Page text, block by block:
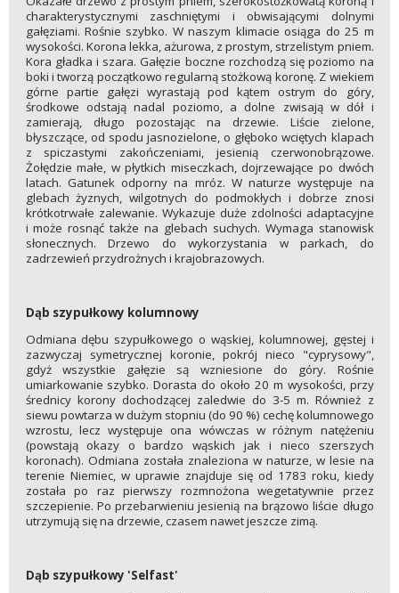
charakterystycznymi zaschniętymi i obwisającymi dolnymi
gałęziami. Rośnie szybko. W naszym klimacie osiąga do 25 m
wysokości. Korona lekka, ażurowa, z prostym, strzelistym pniem.
Kora gładka i szara. Gałęzie boczne rozchodzą się poziomo na
boki i tworzą początkowo regularną stożkową koronę. Z wiekiem
górne partie gałęzi wyrastają pod kątem ostrym do góry,
środkowe odstają nadal poziomo, a dolne zwisają w dół i
zamierają, długo pozostając na drzewie. Liście zielone,
błyszczące, od spodu jasnozielone, o głęboko wciętych klapach
z spiczastymi zakończeniami, jesienią czerwonobrązowe.
Żołędzie małe, w płytkich miseczkach, dojrzewające po dwóch
latach. Gatunek odporny na mróz. W naturze występuje na
glebach żyznych, wilgotnych do podmokłych i dobrze znosi
krótkotrwałe zalewanie. Wykazuje duże zdolności adaptacyjne
i może rosnąć także na glebach suchych. Wymaga stanowisk
słonecznych. Drzewo do wykorzystania w parkach, do
zadrzewień przydrożnych i krajobrazowych.
Dąb szypułkowy kolumnowy
Odmiana dębu szypułkowego o wąskiej, kolumnowej, gęstej i
zazwyczaj symetrycznej koronie, pokrój nieco "cyprysowy",
gdyż wszystkie gałęzie są wzniesione do góry. Rośnie
umiarkowanie szybko. Dorasta do około 20 m wysokości, przy
średnicy korony dochodzącej zaledwie do 3-5 m. Również z
siewu powtarza w dużym stopniu (do 90 %) cechę kolumnowego
wzrostu, lecz występuje ona wówczas w różnym natężeniu
(powstają okazy o bardzo wąskich jak i nieco szerszych
koronach). Odmiana została znaleziona w naturze, w lesie na
terenie Niemiec, w uprawie znajduje się od 1783 roku, kiedy
została po raz pierwszy rozmnożona wegetatywnie przez
szczepienie. Po przebarwieniu jesienią na brązowo liście długo
utrzymują się na drzewie, czasem nawet jeszcze zimą.
Dąb szypułkowy 'Selfast'